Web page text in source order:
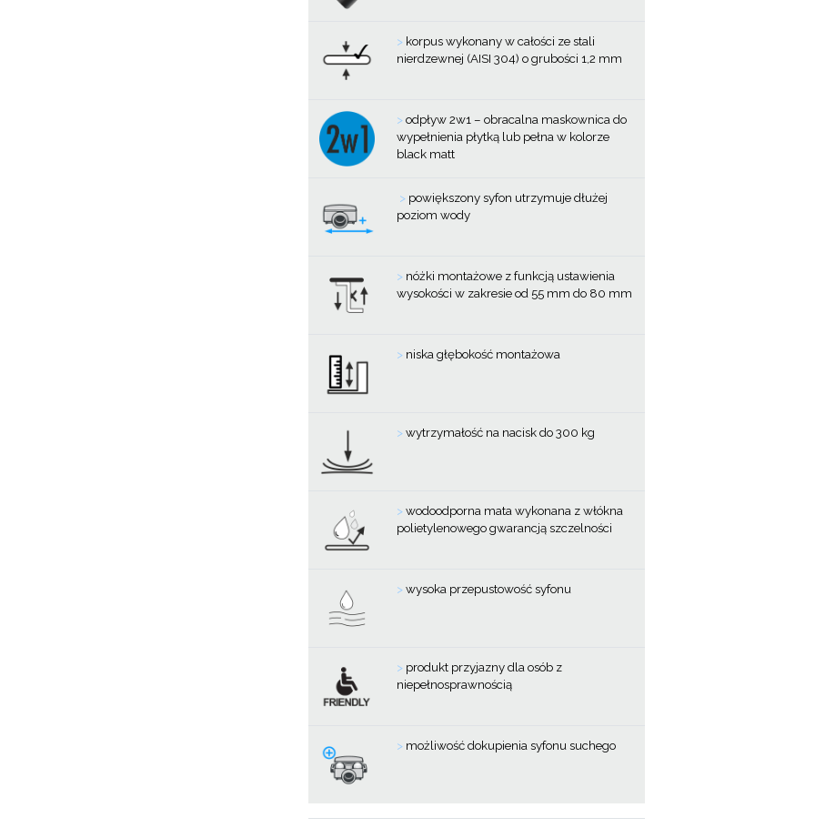
> korpus wykonany w całości ze stali
nierdzewnej (AISI 304) o grubości 1,2 mm
>odpływ 2w1 – obracalna maskownica do
wypełnienia płytką lub pełna w kolorze
black matt
> powiększony syfon utrzymuje dłużej
poziom wody
> nóżki montażowe z funkcją ustawienia
wysokości w zakresie od 55 mm do 80 mm
> niska głębokość montażowa
>wytrzymałość na nacisk do 300 kg
>wodoodporna mata wykonana z włókna
polietylenowego gwarancją szczelności
>wysoka przepustowość syfonu
> produkt przyjazny dla osób z
niepełnosprawnością
> możliwość dokupienia syfonu suchego